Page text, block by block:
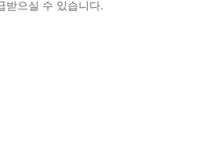
받으실 수 있습니다.